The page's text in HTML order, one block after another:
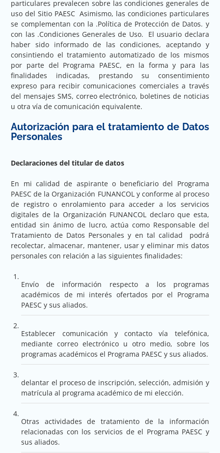
particulares prevalecen sobre las condiciones generales de
uso del Sitio PAESC Asimismo, las condiciones particulares
se complementan con la .Política de Protección de Datos. y
con las .Condiciones Generales de Uso. El usuario declara
haber sido informado de las condiciones, aceptando y
consintiendo el tratamiento automatizado de los mismos
por parte del Programa PAESC, en la forma y para las
finalidades indicadas, prestando su consentimiento
expreso para recibir comunicaciones comerciales a través
del mensajes SMS, correo electrónico, boletines de noticias
u otra vía de comunicación equivalente.
Autorización para el tratamiento de Datos
Personales
Declaraciones del titular de datos
En mi calidad de aspirante o beneficiario del Programa
PAESC de la Organización FUNANCOL y conforme al proceso
de registro o enrolamiento para acceder a los servicios
digitales de la Organización FUNANCOL declaro que esta,
entidad sin ánimo de lucro, actúa como Responsable del
Tratamiento de Datos Personales y en tal calidad podrá
recolectar, almacenar, mantener, usar y eliminar mis datos
personales con relación a las siguientes finalidades:
Envío de información respecto a los programas
académicos de mi interés ofertados por el Programa
PAESC y sus aliados.
Establecer comunicación y contacto vía telefónica,
mediante correo electrónico u otro medio, sobre los
programas académicos el Programa PAESC y sus aliados.
delantar el proceso de inscripción, selección, admisión y
matrícula al programa académico de mi elección.
Otras actividades de tratamiento de la información
relacionadas con los servicios de el Programa PAESC y
sus aliados.